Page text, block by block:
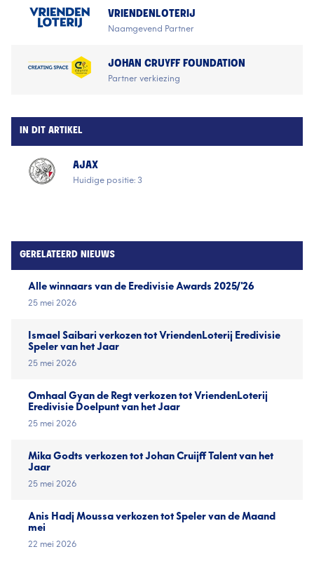
VRIENDENLOTERIJ
Naamgevend Partner
JOHAN CRUYFF FOUNDATION
Partner verkiezing
IN DIT ARTIKEL
AJAX
Huidige positie: 3
GERELATEERD NIEUWS
Alle winnaars van de Eredivisie Awards 2025/'26
25 mei 2026
Ismael Saibari verkozen tot VriendenLoterij Eredivisie
Speler van het Jaar
25 mei 2026
Omhaal Gyan de Regt verkozen tot VriendenLoterij
Eredivisie Doelpunt van het Jaar
25 mei 2026
Mika Godts verkozen tot Johan Cruijff Talent van het
Jaar
25 mei 2026
Anis Hadj Moussa verkozen tot Speler van de Maand
mei
22 mei 2026